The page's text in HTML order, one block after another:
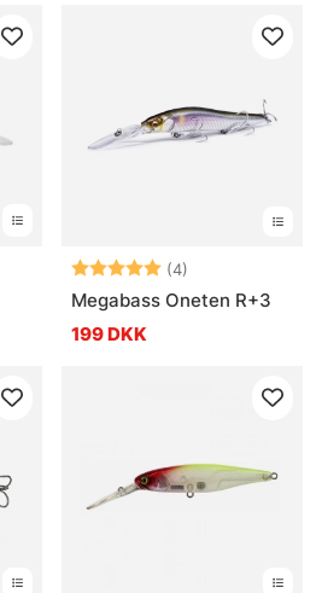
Vurdering: (4)
Megabass Oneten R+3
199 DKK